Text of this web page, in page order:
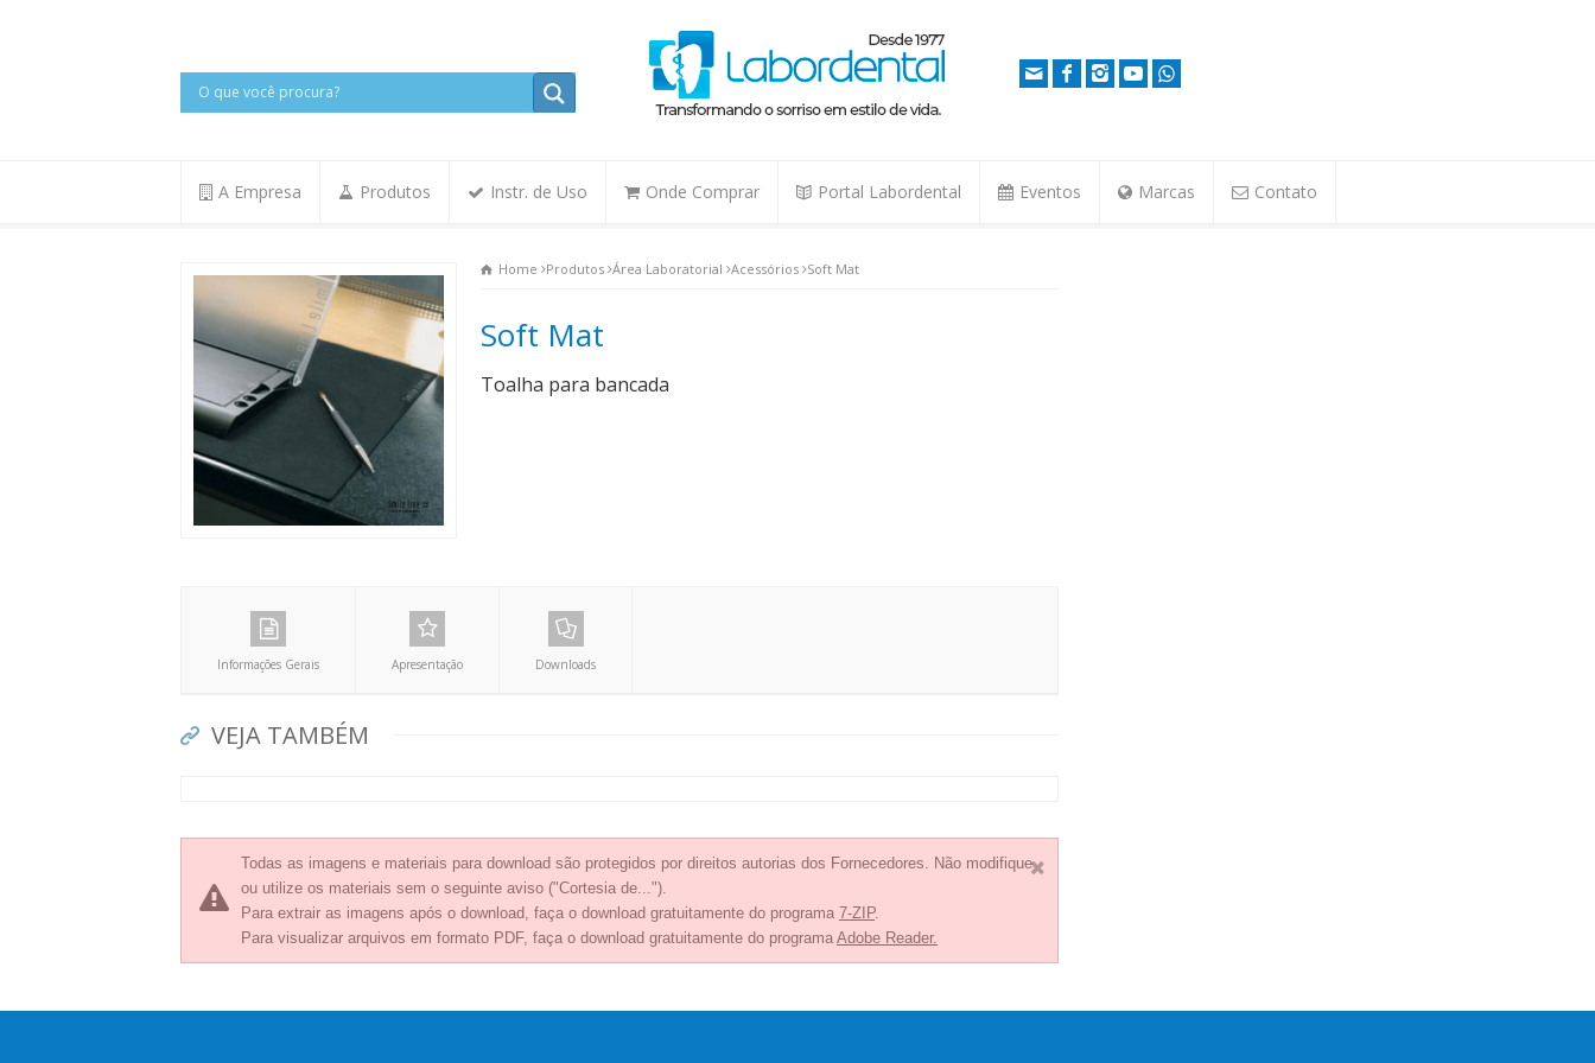
A Empresa Produtos Instr. de Uso Onde Comprar Portal Labordental Eventos Marcas Contato
Home Produtos Área Laboratorial Acessórios Soft Mat
Soft Mat
Toalha para bancada
Informações Gerais Apresentação Downloads
VEJA TAMBÉM
Todas as imagens e materiais para download são protegidos por direitos autorias dos Fornecedores. Não modifique
ou utilize os materiais sem o seguinte aviso ("Cortesia de...").
Para extrair as imagens após o download, faça o download gratuitamente do programa 7-ZIP.
Para visualizar arquivos em formato PDF, faça o download gratuitamente do programa Adobe Reader.